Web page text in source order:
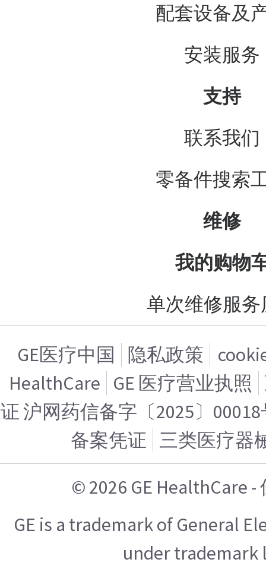
配套设备及
安装服务
支持
联系我们
零备件搜索
维修
我的购物
单次维修服务
GE医疗中国 隐私政策
HealthCare GE 医疗营业执照
证 沪网药信备字〔2025〕
备案凭证 三类医疗器
© 2026 GE HealthCare
GE is a trademark of General
under trademark